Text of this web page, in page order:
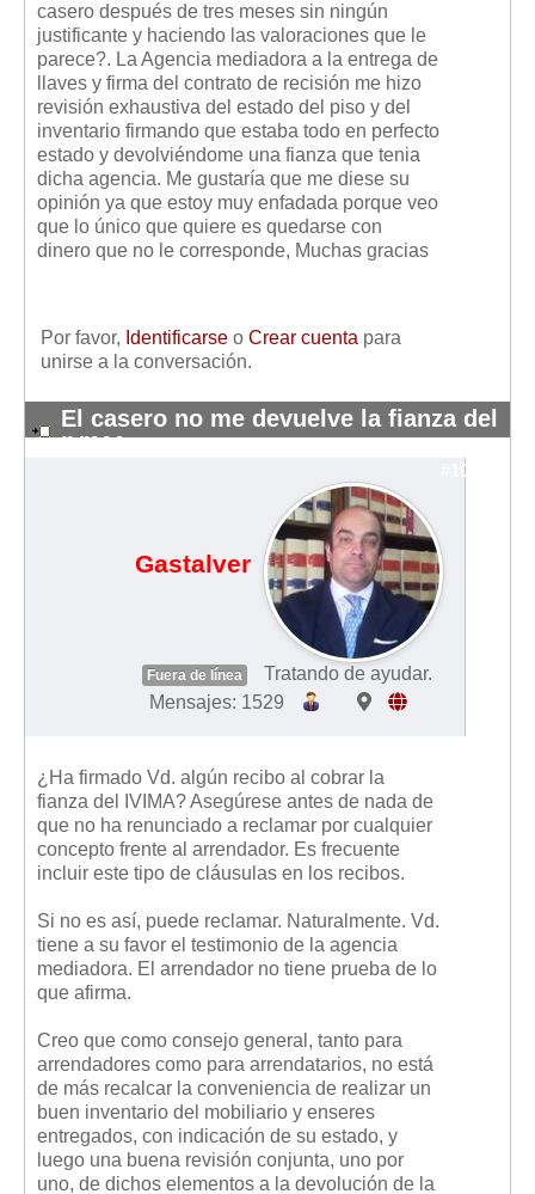
casero después de tres meses sin ningún
justificante y haciendo las valoraciones que le
parece?. La Agencia mediadora a la entrega de
llaves y firma del contrato de recisión me hizo
revisión exhaustiva del estado del piso y del
inventario firmando que estaba todo en perfecto
estado y devolviéndome una fianza que tenia
dicha agencia. Me gustaría que me diese su
opinión ya que estoy muy enfadada porque veo
que lo único que quiere es quedarse con
dinero que no le corresponde, Muchas gracias
Por favor, Identificarse o Crear cuenta para
unirse a la conversación.
El casero no me devuelve la fianza del
IVIMA
#10860
Gastalver
Fuera de línea
Tratando de ayudar.
Mensajes: 1529
¿Ha firmado Vd. algún recibo al cobrar la
fianza del IVIMA? Asegúrese antes de nada de
que no ha renunciado a reclamar por cualquier
concepto frente al arrendador. Es frecuente
incluir este tipo de cláusulas en los recibos.
Si no es así, puede reclamar. Naturalmente. Vd.
tiene a su favor el testimonio de la agencia
mediadora. El arrendador no tiene prueba de lo
que afirma.
Creo que como consejo general, tanto para
arrendadores como para arrendatarios, no está
de más recalcar la conveniencia de realizar un
buen inventario del mobiliario y enseres
entregados, con indicación de su estado, y
luego una buena revisión conjunta, uno por
uno, de dichos elementos a la devolución de la